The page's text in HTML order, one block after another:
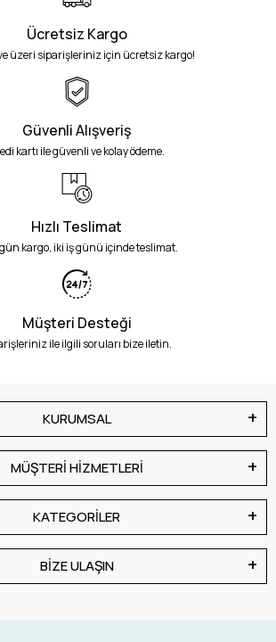
Ücretsiz Kargo
üzeri siparişleriniz için ücretsiz kargo!
Güvenli Alışveriş
kartı ile güvenli ve kolay ödeme.
Hızlı Teslimat
gün kargo, iki iş günü içinde teslimat.
Müşteri Desteği
ile ilgili soruları bize iletin.
KURUMSAL
MÜŞTERİ HİZMETLERİ
KATEGORİLER
BİZE ULAŞIN